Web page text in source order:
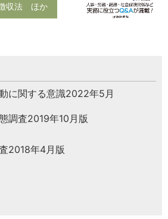
収法 ほか
に関する意識2022年5月
調査2019年10月版
2018年4月版